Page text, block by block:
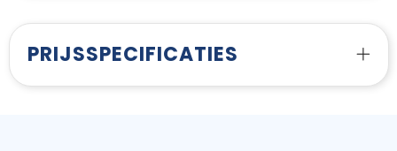
PRIJSSPECIFICATIES